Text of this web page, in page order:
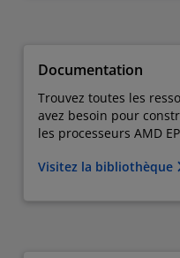
Documentation
Trouvez toutes les
avez besoin pour
les processeurs AMD
Visitez la bibliothèque